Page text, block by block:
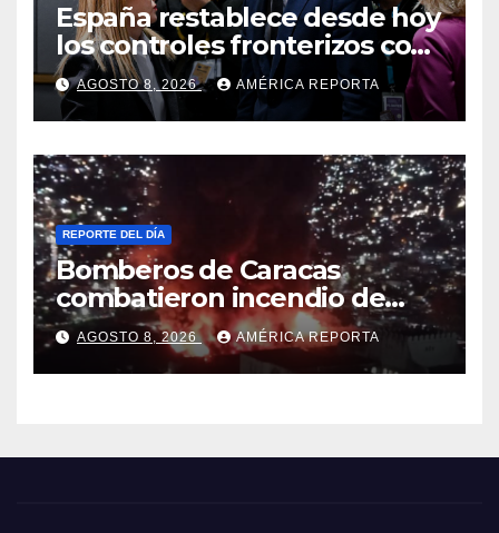
España restablece desde hoy
los controles fronterizos con
Italia tras el rechazo de Roma
a retirar las restricciones
AGOSTO 8, 2026 AMÉRICA REPORTA
REPORTE DEL DÍA
Bomberos de Caracas
combatieron incendio de
gran magnitud en zona
industrial de El Llanito
AGOSTO 8, 2026 AMÉRICA REPORTA